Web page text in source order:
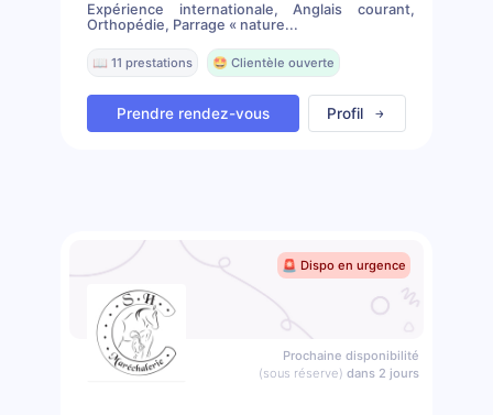
Expérience internationale, Anglais courant,
Orthopédie, Parrage « nature...
📖 11 prestations 🤩 Clientèle ouverte
Prendre rendez-vous Profil
🚨 Dispo en urgence
Prochaine disponibilité
(sous réserve) dans 2 jours